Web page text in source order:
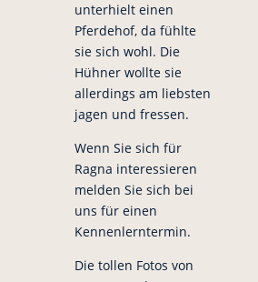
unterhielt einen
Pferdehof, da fühlte
sie sich wohl. Die
Hühner wollte sie
allerdings am liebsten
jagen und fressen.
Wenn Sie sich für
Ragna interessieren
melden Sie sich bei
uns für einen
Kennenlerntermin.
Die tollen Fotos von